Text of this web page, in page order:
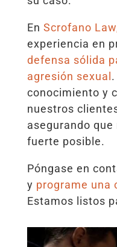
En Scrofano
experiencia en
defensa sólida
agresión sexual
conocimiento y
nuestros
asegurando
fuerte posible.
Póngase en
y programe una
Estamos listos